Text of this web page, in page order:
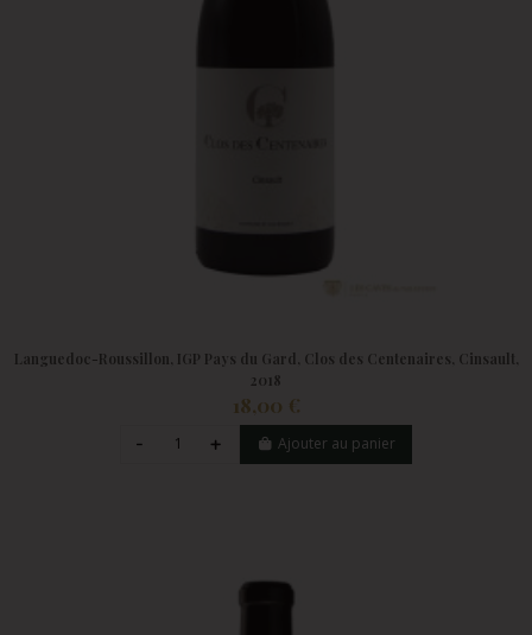
Languedoc-Roussillon, IGP Pays du Gard, Clos des Centenaires, Cinsault,
2018
18,00 €
Ajouter au panier